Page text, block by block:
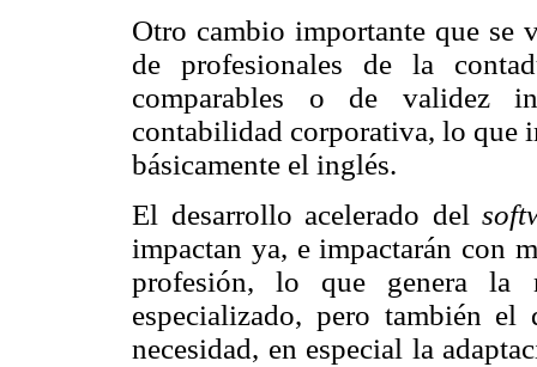
Otro cambio importante que se
de profesionales de la
comparables o de validez
contabilidad corporativa, lo que
básicamente el inglés.
El desarrollo acelerado del
impactan ya, e impactarán con
profesión, lo que genera
especializado, pero también
necesidad, en especial la